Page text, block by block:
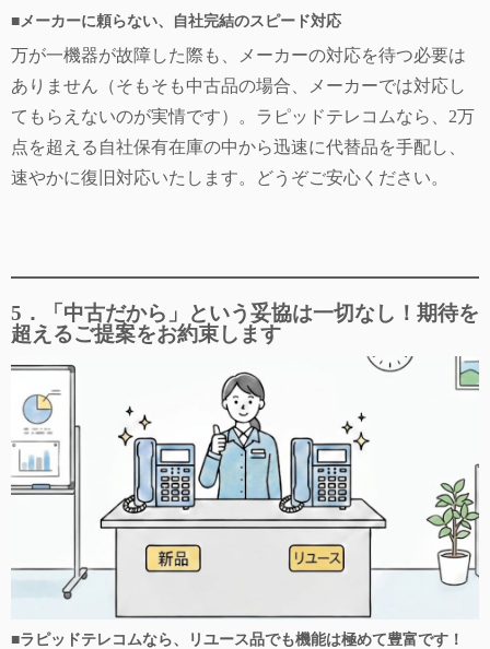
■メーカーに頼らない、自社完結のスピード対応
万が一機器が故障した際も、メーカーの対応を待つ必要は
ありません（そもそも中古品の場合、メーカーでは対応し
てもらえないのが実情です）。ラピッドテレコムなら、2万
点を超える自社保有在庫の中から迅速に代替品を手配し、
速やかに復旧対応いたします。どうぞご安心ください。
5．「中古だから」という妥協は一切なし！期待を
超えるご提案をお約束します
■ラピッドテレコムなら、リユース品でも機能は極めて豊富です！